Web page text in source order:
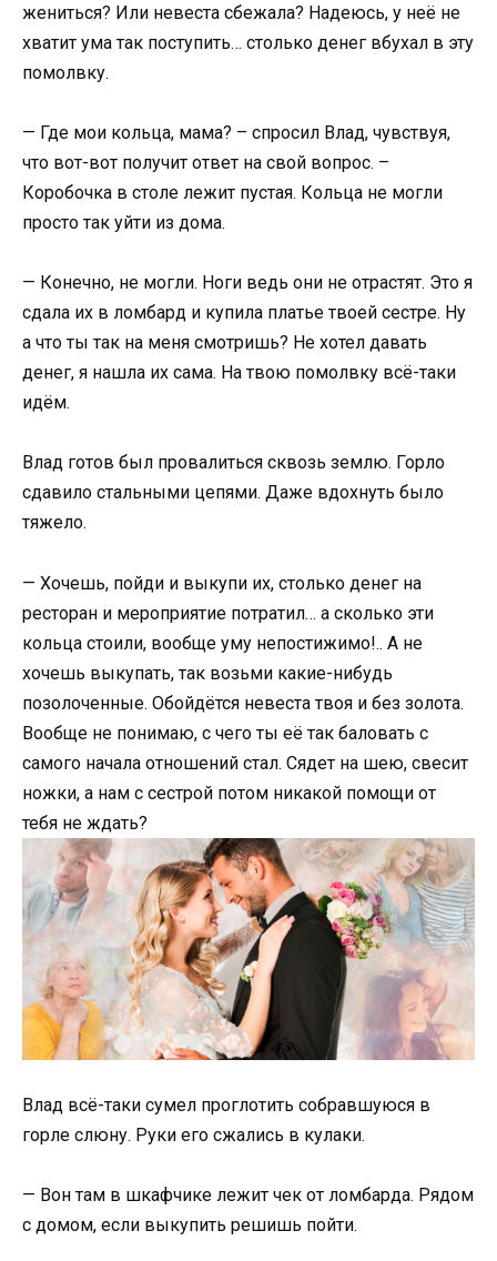
жениться? Или невеста сбежала? Надеюсь, у неё не
хватит ума так поступить… столько денег вбухал в эту
помолвку.
— Где мои кольца, мама? – спросил Влад, чувствуя,
что вот-вот получит ответ на свой вопрос. –
Коробочка в столе лежит пустая. Кольца не могли
просто так уйти из дома.
— Конечно, не могли. Ноги ведь они не отрастят. Это я
сдала их в ломбард и купила платье твоей сестре. Ну
а что ты так на меня смотришь? Не хотел давать
денег, я нашла их сама. На твою помолвку всё-таки
идём.
Влад готов был провалиться сквозь землю. Горло
сдавило стальными цепями. Даже вдохнуть было
тяжело.
— Хочешь, пойди и выкупи их, столько денег на
ресторан и мероприятие потратил… а сколько эти
кольца стоили, вообще уму непостижимо!.. А не
хочешь выкупать, так возьми какие-нибудь
позолоченные. Обойдётся невеста твоя и без золота.
Вообще не понимаю, с чего ты её так баловать с
самого начала отношений стал. Сядет на шею, свесит
ножки, а нам с сестрой потом никакой помощи от
тебя не ждать?
Влад всё-таки сумел проглотить собравшуюся в
горле слюну. Руки его сжались в кулаки.
— Вон там в шкафчике лежит чек от ломбарда. Рядом
с домом, если выкупить решишь пойти.